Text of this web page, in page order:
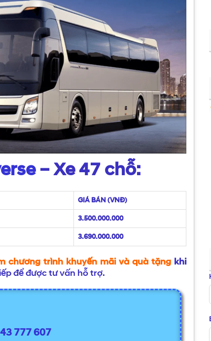
– Xe 47 chỗ:
GIÁ BÁN (VNĐ)
3.500.000.000
3.690.000.000
chương trình khuyến mãi và quà tặng khi
để được tư vấn hỗ trợ.
777 607